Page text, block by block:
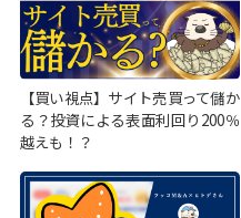
【買い視点】サイト売買って儲か
る？投資による表面利回り200％
越えも！？